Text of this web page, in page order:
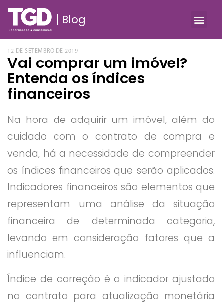
Blog
12 DE SETEMBRO DE 2019
Vai comprar um imóvel?
Entenda os índices
financeiros
Na hora de adquirir um imóvel, além do
cuidado com o contrato de compra e
venda, há a necessidade de compreender
os índices financeiros que serão aplicados.
Indicadores financeiros são elementos que
representam uma análise da situação
financeira de determinada categoria,
levando em consideração fatores que a
influenciam.
Índice de correção é o indicador ajustado
no contrato para atualização monetária